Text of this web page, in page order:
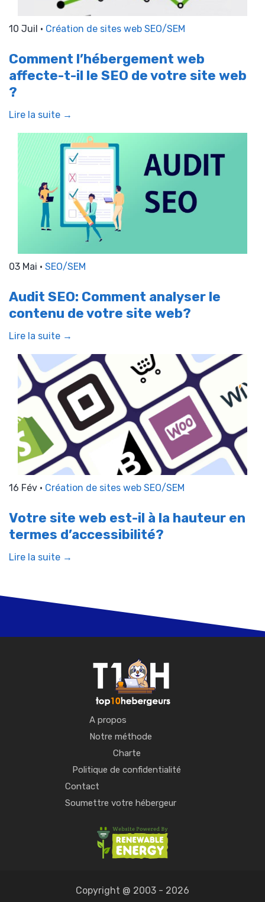
10 Juil • Création de sites web SEO/SEM
Comment l’hébergement web
affecte-t-il le SEO de votre site web
?
Lire la suite →
03 Mai • SEO/SEM
Audit SEO: Comment analyser le
contenu de votre site web?
Lire la suite →
16 Fév • Création de sites web SEO/SEM
Votre site web est-il à la hauteur en
termes d’accessibilité?
Lire la suite →
A propos
Notre méthode
Charte
Politique de confidentialité
Contact
Soumettre votre hébergeur
Copyright @ 2003 - 2026